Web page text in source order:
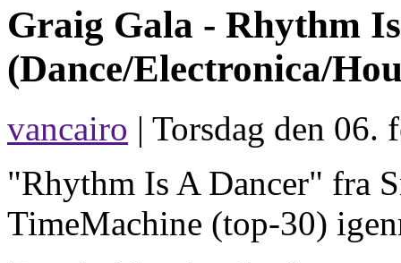
Graig Gala - Rhythm
(Dance/Electronica/
vancairo | Torsdag den 06.
"Rhythm Is A Dancer" fra
TimeMachine (top-30)